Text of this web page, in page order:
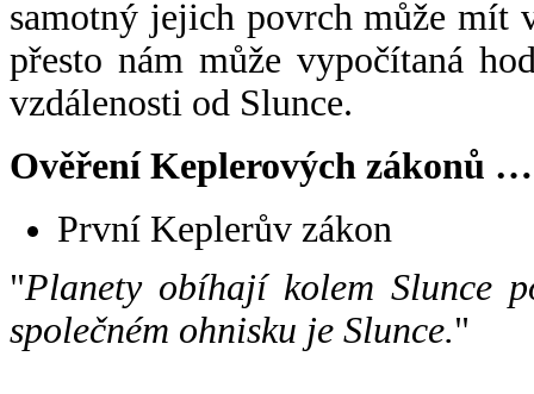
samotný jejich povrch může mít
přesto nám může vypočítaná
vzdálenosti od Slunce.
Ověření Keplerových zákonů …
První Keplerův zákon
"Planety obíhají kolem Slunce
společném ohnisku je Slunce."